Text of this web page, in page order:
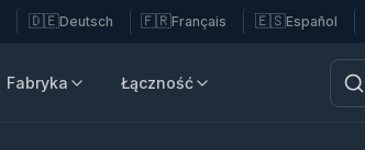
🇩🇪Deutsch 🇫🇷Français 🇪🇸Español
Fabryka Łączność